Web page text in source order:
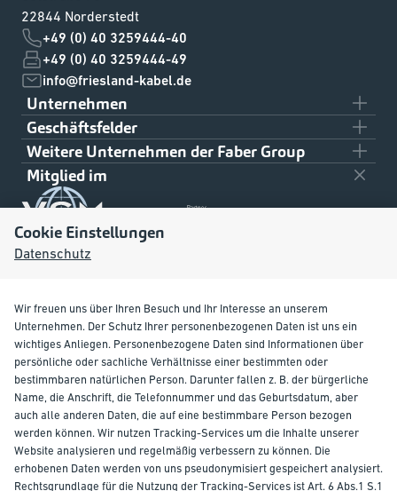
Cookie Einstellungen
Datenschutz
Wir freuen uns über Ihren Besuch und Ihr Interesse an unserem
Unternehmen. Der Schutz Ihrer personenbezogenen Daten ist uns ein
wichtiges Anliegen. Personenbezogene Daten sind Informationen über
persönliche oder sachliche Verhältnisse einer bestimmten oder
bestimmbaren natürlichen Person. Darunter fallen z. B. der bürgerliche
Name, die Anschrift, die Telefonnummer und das Geburtsdatum, aber
auch alle anderen Daten, die auf eine bestimmbare Person bezogen
werden können. Wir nutzen Tracking-Services um die Inhalte unserer
Website analysieren und regelmäßig verbessern zu können. Die
erhobenen Daten werden von uns pseudonymisiert gespeichert analysiert.
Rechtsgrundlage für die Nutzung der Tracking-Services ist Art. 6 Abs.1 S.1
22844 Norderstedt
+49 (0) 40 3259444-40
+49 (0) 40 3259444-49
info@friesland-kabel.de
Unternehmen
Team
Über uns
Downloads
Kontakt
Geschäftsfelder
Ziviler Schiffbau
Militärischer Schiffbau
Raffinerien und Kraftwerke
Weitere Unternehmen der Faber Group
Klaus Faber AG
Mitglied im
Cookie Einstellungen
Liefer- und Zahlungsbedingungen
Impressum